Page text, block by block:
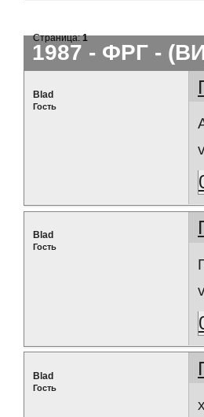
1987 - ФРГ -
Страница:1
Blad
Гость
Blad
Гость
Blad
Гость